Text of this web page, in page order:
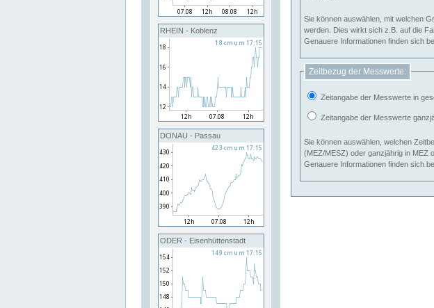
RHEIN - Koblenz
DONAU - Passau
ODER - Eisenhüttenstadt
Sie können auswählen, mit welchen
werden. Dies wirkt sich z.B. auf
Genauere Informationen finden sich
Zeitbezug der Messwerte:
Zeitangabe der Messwerte in
Zeitangabe der Messwerte
Sie können auswählen, welchen
(MEZ/MESZ) oder ganzjährig in MEZ
Genauere Informationen finden sich